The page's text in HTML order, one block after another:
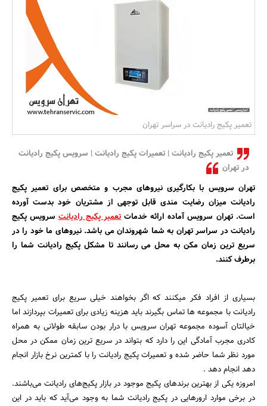
بانک، بیمه و سرمایه
مسکن و ساختمان
تعمیر پکیج رادیانت در سراسر تهران
تعمیر پکیج رادیانت | تعمیرات پکیج رادیانت | سرویس پکیج رادیانت
در تهران
تهران سرویس با بکارگیری نیروهای مجرب و متخصص برای تعمیر پکیج
رادیانت میزان رضایت مندی قابل توجهی از مشتریان خود بدست آورده
است. تهران سرویس آماده ارائه خدماتتعمیر پکیج رادیانتسرویس پکیج
رادیانت در سراسر تهران به شما شهروندان می باشد. نیروهای ما خود را در
سریع ترین زمان مکن به محل می رسانند تا مشکل پکیج رادیانت شما را
برطرف کنند.
بسیاری از افراد فکر میکنند که اگر بخواهند خیلی سریع برای تعمیر پکیج
رادیانت با مجموعه ها تماس بگیرند باید هزینه زیادی برای تعمیرات بپردازند اما
خیالتان آسوده مجموعه تهران سرویس با درار بودن سابقه طولانی به همراه
کادری مجرب آمادگی این را دارد که بتواند در سریع ترین زمان ممکن در محل
مورد نظر شما حاضر شده و تعمیرات پکیج رادیانت را با کمترین نرخ بازار انجام
دهد انجام دهد .
امروزه یکی از بهترین برندهای پکیج موجود در بازار پکیج‌های رادیانت می‌باشند.
در برخی موارد ارورهایی در پکیج رادیانت شما به وجود می‌آید که باید در این